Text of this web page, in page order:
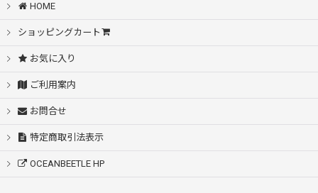
HOME
ショッピングカート
お気に入り
ご利用案内
お問合せ
特定商取引法表示
OCEANBEETLE HP